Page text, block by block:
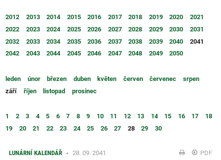
2012 2013 2014 2015 2016 2017 2018 2019 2020
2021
2022
2023 2024 2025 2026 2027 2028 2029 2030
2031
2032
2033 2034 2035 2036 2037 2038 2039 2040
2041
2042
2043 2044 2045 2046 2047 2048 2049 2050
leden únor březen duben květen červen červenec
srpen
září
říjen listopad prosinec
1 2 3 4 5 6 7 8 9 10 11 12 13 14 15 16 17
18
19
20 21 22 23 24 25 26 27 28 29 30
LUNÁRNÍ KALENDÁŘ 28. 09. 2041 PDF